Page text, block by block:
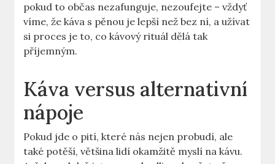
pokud to občas nezafunguje, ‌nezoufejte ⁤– vždyť
víme, ‍že káva s pěnou je ‌lepší než bez ní,⁣ a užívat
si proces je‌ to, co kávový rituál‌ dělá tak
příjemným.
Káva versus alternativní
nápoje
Pokud jde o pití, které nás nejen probudí, ale​
také potěší, většina lidí okamžitě myslí⁢ na kávu.